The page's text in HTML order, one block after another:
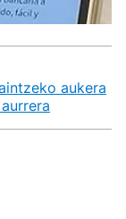
aukera